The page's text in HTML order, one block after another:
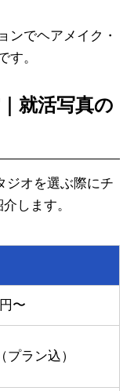
ンでヘアメイク・
す。
｜就活写真の
ジオを選ぶ際にチ
します。
〜
プラン込）